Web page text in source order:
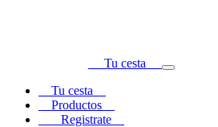
Tu cesta
Tu cesta
Productos
Registrate